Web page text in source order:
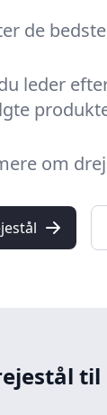
de
leder
om
til